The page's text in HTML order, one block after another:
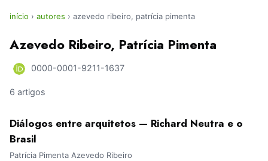
início › autores › azevedo ribeiro, patrícia pimenta
Azevedo Ribeiro, Patrícia Pimenta
0000-0001-9211-1637
6 artigos
Diálogos entre arquitetos — Richard Neutra e o
Brasil
Patrícia Pimenta Azevedo Ribeiro